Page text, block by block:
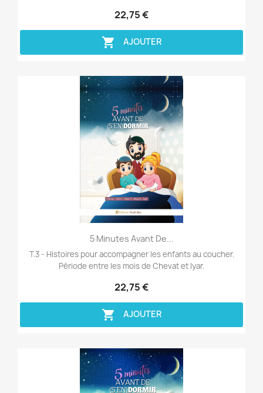
22,75 €
 AJOUTER
Aperçu rapide
5 Minutes Avant De...
T.3 - Histoires pour accompagner les enfants au coucher.
Période entre les mois de Chevat et Iyar.
22,75 €
 AJOUTER